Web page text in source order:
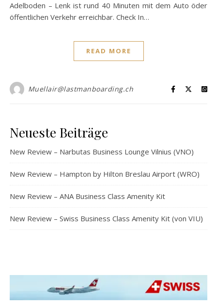
Adelboden – Lenk ist rund 40 Minuten mit dem Auto öder
öffentlichen Verkehr erreichbar. Check In…
READ MORE
Muellair@lastmanboarding.ch
Neueste Beiträge
New Review – Narbutas Business Lounge Vilnius (VNO)
New Review – Hampton by Hilton Breslau Airport (WRO)
New Review – ANA Business Class Amenity Kit
New Review – Swiss Business Class Amenity Kit (von VIU)